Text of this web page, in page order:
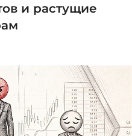
и растущие